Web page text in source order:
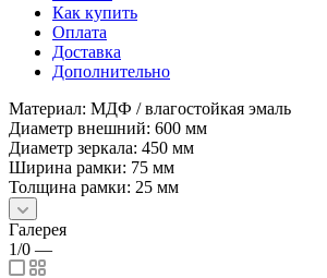
Как купить
Оплата
Доставка
Дополнительно
Материал: МДФ / влагостойкая эмаль
Диаметр внешний: 600 мм
Диаметр зеркала: 450 мм
Ширина рамки: 75 мм
Толщина рамки: 25 мм
Галерея
1/0 —